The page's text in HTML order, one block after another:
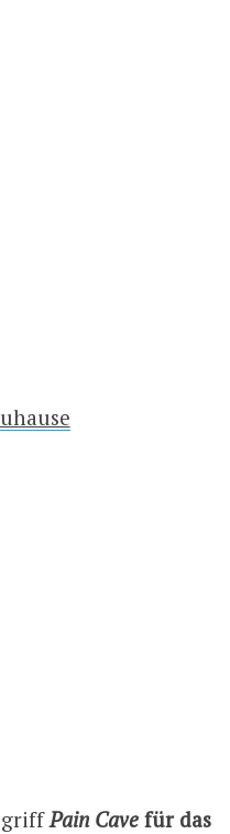
Pain Cavefür das